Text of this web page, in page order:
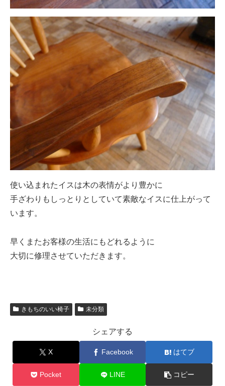
使い込まれたイスは木の表情がより豊かに
手ざわりもしっとりとしていて素敵なイスに仕上がって
います。
早くまたお客様の生活にもどれるように
大切に修理させていただきます。
きもちのいい椅子 未分類
シェアする
X Facebook はてブ
Pocket LINE コピー